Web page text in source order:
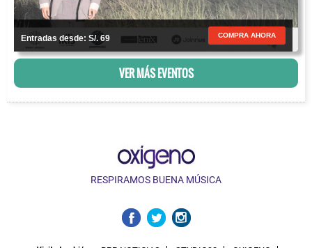
Entradas desde: S/. 69 COMPRA AHORA
VER MÁS EVENTOS
RESPIRAMOS BUENA MÚSICA